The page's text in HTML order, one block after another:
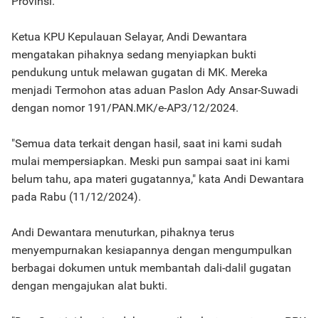
Ketua KPU Kepulauan Selayar, Andi Dewantara
mengatakan pihaknya sedang menyiapkan bukti
pendukung untuk melawan gugatan di MK. Mereka
menjadi Termohon atas aduan Paslon Ady Ansar-Suwadi
dengan nomor 191/PAN.MK/e-AP3/12/2024.
"Semua data terkait dengan hasil, saat ini kami sudah
mulai mempersiapkan. Meski pun sampai saat ini kami
belum tahu, apa materi gugatannya," kata Andi Dewantara
pada Rabu (11/12/2024).
Andi Dewantara menuturkan, pihaknya terus
menyempurnakan kesiapannya dengan mengumpulkan
berbagai dokumen untuk membantah dali-dalil gugatan
dengan mengajukan alat bukti.